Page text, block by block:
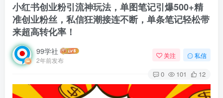
小红书创业粉引流神玩法，单图笔记引爆500+精
准创业粉丝，私信狂潮接连不断，单条笔记轻松带
来超高转化率！
99学社
2年前发布
关注 私信
0 101 12